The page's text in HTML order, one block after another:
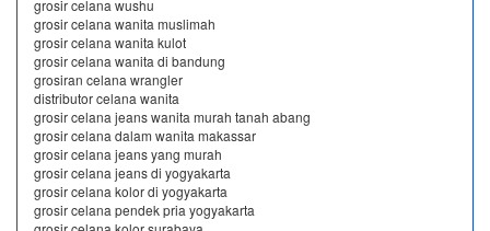
grosir celana wushu
grosir celana wanita muslimah
grosir celana wanita kulot
grosir celana wanita di bandung
grosiran celana wrangler
distributor celana wanita
grosir celana jeans wanita murah tanah abang
grosir celana dalam wanita makassar
grosir celana jeans yang murah
grosir celana jeans di yogyakarta
grosir celana kolor di yogyakarta
grosir celana pendek pria yogyakarta